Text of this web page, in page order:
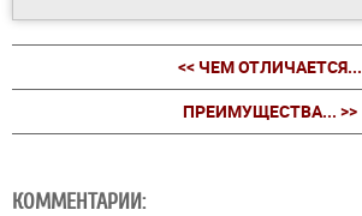
<< ЧЕМ ОТЛИЧАЕТСЯ...
ПРЕИМУЩЕСТВА... >>
КОММЕНТАРИИ: